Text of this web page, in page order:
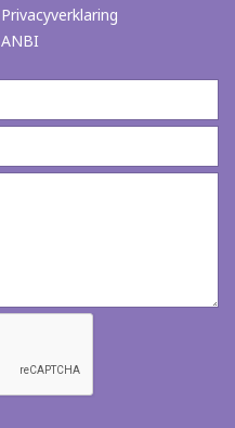
Privacyverklaring
ANBI